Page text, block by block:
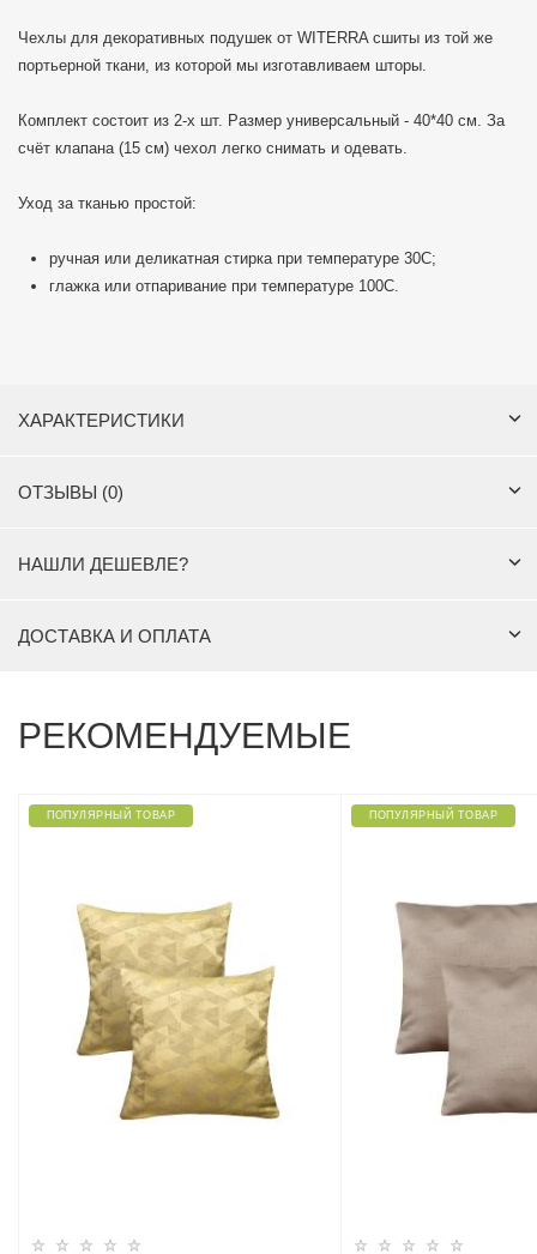
Чехлы для декоративных подушек от WITERRA сшиты из той же
портьерной ткани, из которой мы изготавливаем шторы.
Комплект состоит из 2-х шт. Размер универсальный - 40*40 см. За
счёт клапана (15 см) чехол легко снимать и одевать.
Уход за тканью простой:
ручная или деликатная стирка при температуре 30С;
глажка или отпаривание при температуре 100С.
ХАРАКТЕРИСТИКИ
ОТЗЫВЫ (0)
НАШЛИ ДЕШЕВЛЕ?
ДОСТАВКА И ОПЛАТА
РЕКОМЕНДУЕМЫЕ
ПОПУЛЯРНЫЙ ТОВАР ПОПУЛЯРНЫЙ ТОВАР